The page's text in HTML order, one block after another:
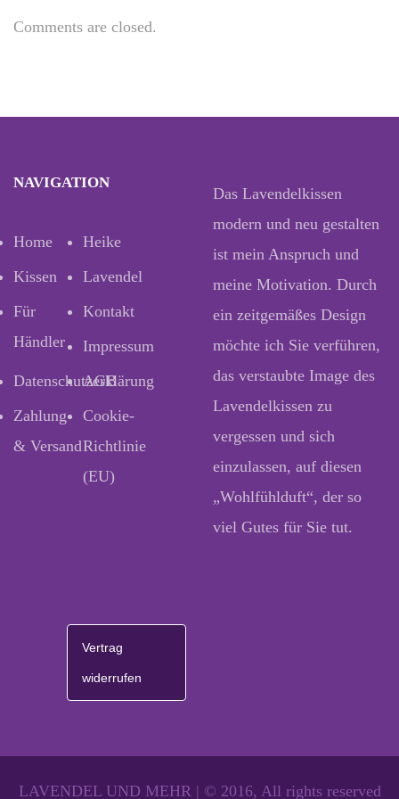
Comments are closed.
NAVIGATION
Home
Heike
Kissen
Lavendel
Für
Händler
Kontakt
Impressum
Datenschutzerklärung
AGB
Zahlung
& Versand
Cookie-
Richtlinie
(EU)
Das Lavendelkissen
modern und neu gestalten
ist mein Anspruch und
meine Motivation. Durch
ein zeitgemäßes Design
möchte ich Sie verführen,
das verstaubte Image des
Lavendelkissen zu
vergessen und sich
einzulassen, auf diesen
„Wohlfühlduft“, der so
viel Gutes für Sie tut.
Vertrag
widerrufen
LAVENDEL UND MEHR | © 2016, All rights reserved